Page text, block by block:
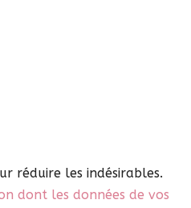
réduire les indésirables.
dont les données de vos